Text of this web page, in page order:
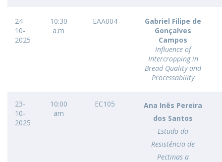
24-
10-
2025
10:30
a.m
EAA004
Gabriel Filipe de
Gonçalves
Campos
Influence of
Intercropping in
Bread Quality and
Processability
23-
10-
2025
10:00
am
EC105
Ana Inês Pereira
dos Santos
Estudo da
Resistência de
Pectinas a